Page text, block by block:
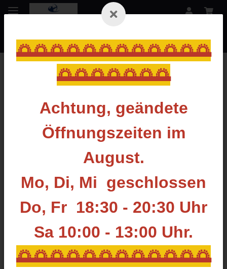
🌅🌅🌅🌅🌅🌅🌅🌅🌅🌅🌅🌅
🌅🌅🌅🌅🌅🌅🌅
Achtung, geändete
Öffnungszeiten im
August.
Mo, Di, Mi geschlossen
Do, Fr 18:30 - 20:30 Uhr
Sa 10:00 - 13:00 Uhr.
🌅🌅🌅🌅🌅🌅🌅🌅🌅🌅🌅🌅
Zurück zur Liste Target Köcher